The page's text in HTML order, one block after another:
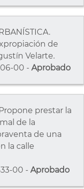
de
Velarte.
00 - Aprobado
prestar la
de la
de una
la calle
00 - Aprobado